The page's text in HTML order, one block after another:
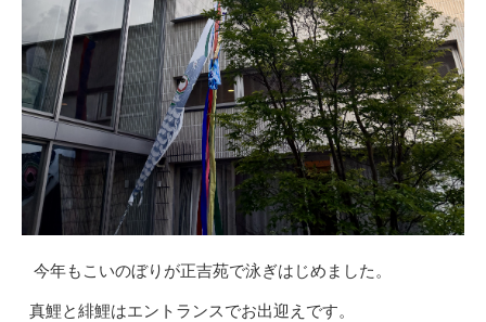
今年もこいのぼりが正吉苑で泳ぎはじめました。
真鯉と緋鯉はエントランスでお出迎えです。